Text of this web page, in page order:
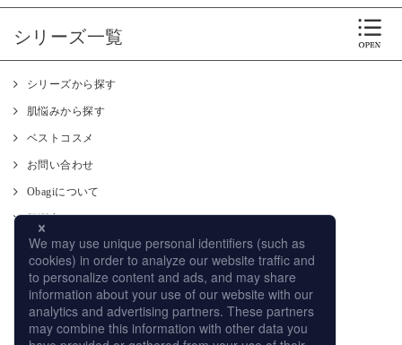
シリーズ一覧
シリーズから探す
肌悩みから探す
ベストコスメ
お問い合わせ
Obagiについて
肌測定
使い方
CM
オンラインストア
取り扱い店舗